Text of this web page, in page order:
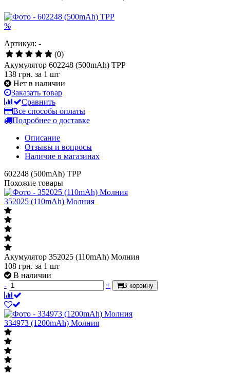
%
Артикул: -
(0)
Акумулятор 602248 (500mAh) TPP
138 грн. за 1 шт
Нет в наличии
Заказать товар
Сравнить
Все способы оплаты
Подробнее о доставке
Описание
Отзывы и вопросы
Наличие в магазинах
602248 (500mAh) TPP
Похожие товары
352025 (110mAh) Молния
Акумулятор 352025 (110mAh) Молния
108 грн. за 1 шт
В наличии
-
+ В корзину
334973 (1200mAh) Молния